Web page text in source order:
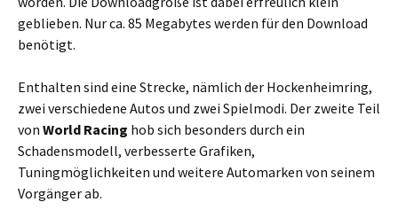
geblieben. Nur ca. 85 Megabytes werden für den Download
benötigt.
Enthalten sind eine Strecke, nämlich der Hockenheimring,
zwei verschiedene Autos und zwei Spielmodi. Der zweite Teil
von World Racing hob sich besonders durch ein
Schadensmodell, verbesserte Grafiken,
Tuningmöglichkeiten und weitere Automarken von seinem
Vorgänger ab.